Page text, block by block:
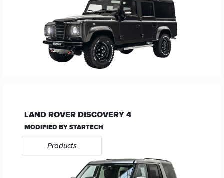
LAND ROVER DISCOVERY 4
MODIFIED BY STARTECH
Products